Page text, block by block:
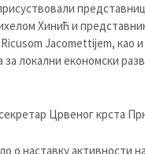
Хинић и
Jacomettijem, као
локални економски
Црвеног крста
о наставку активности